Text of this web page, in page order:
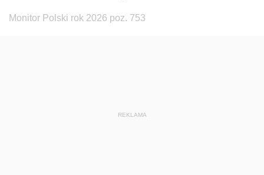
Monitor Polski rok 2026 poz. 753
REKLAMA